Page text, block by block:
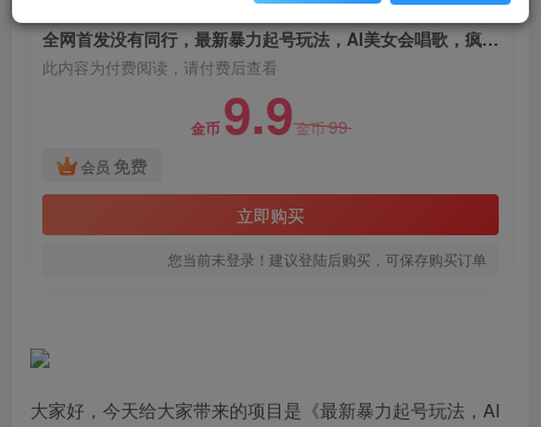
全网首发没有同行，最新暴力起号玩法，AI美女会唱歌，疯狂涨粉，早上车早吃肉！
此内容为付费阅读，请付费后查看
金币 9.9金币99
会员 免费
立即购买
您当前未登录！建议登陆后购买，可保存购买订单
大家好，今天给大家带来的项目是《最新暴力起号玩法，AI